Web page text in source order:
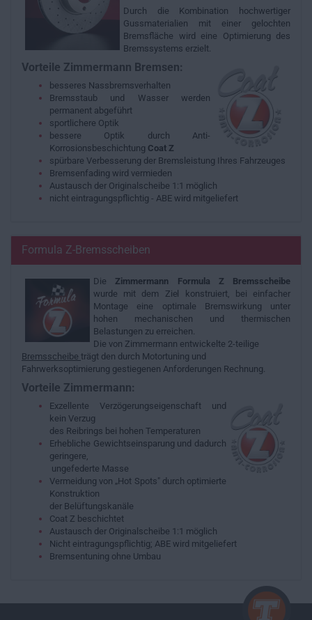
Durch die Kombination hochwertiger
Gussmaterialien mit einer gelochten
Bremsfläche wird eine Optimierung des
Bremssystems erzielt.
Vorteile Zimmermann Bremsen:
besseres Nassbremsverhalten
Bremsstaub und Wasser werden
permanent abgeführt
sportlichere Optik
bessere Optik durch Anti-
Korrosionsbeschichtung Coat Z
spürbare Verbesserung der Bremsleistung Ihres Fahrzeuges
Bremsenfading wird vermieden
Austausch der Originalscheibe 1:1 möglich
nicht eintragungspflichtig - ABE wird mitgeliefert
Formula Z-Bremsscheiben
Die Zimmermann Formula Z Bremsscheibe
wurde mit dem Ziel konstruiert, bei einfacher
Montage eine optimale Bremswirkung unter
hohen mechanischen und thermischen
Belastungen zu erreichen.
Die von Zimmermann entwickelte 2-teilige
Bremsscheibe trägt den durch Motortuning und
Fahrwerksoptimierung gestiegenen Anforderungen Rechnung.
Vorteile Zimmermann:
Exzellente Verzögerungseigenschaft und
kein Verzug
des Reibrings bei hohen Temperaturen
Erhebliche Gewichtseinsparung und dadurch
geringere,
ungefederte Masse
Vermeidung von „Hot Spots" durch optimierte
Konstruktion
der Belüftungskanäle
Coat Z beschichtet
Austausch der Originalscheibe 1:1 möglich
Nicht eintragungspflichtig; ABE wird mitgeliefert
Bremsentuning ohne Umbau